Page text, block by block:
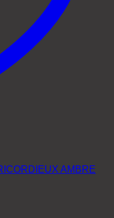
AMBRE